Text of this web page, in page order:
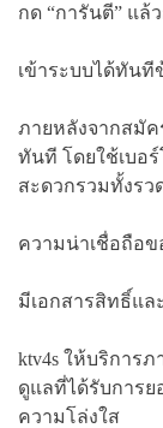
กด “การันตี” แล้
เข้าระบบได้ทันที
ภายหลังจากสมัค
ทันที โดยใช้เบอ
สะดวกรวมทั้งรว
ความน่าเชื่อถือข
มีเอกสารสิทธิ์แล
ktv4s ให้บริการ
ดูแลที่ได้รับการ
ความโล่งใส